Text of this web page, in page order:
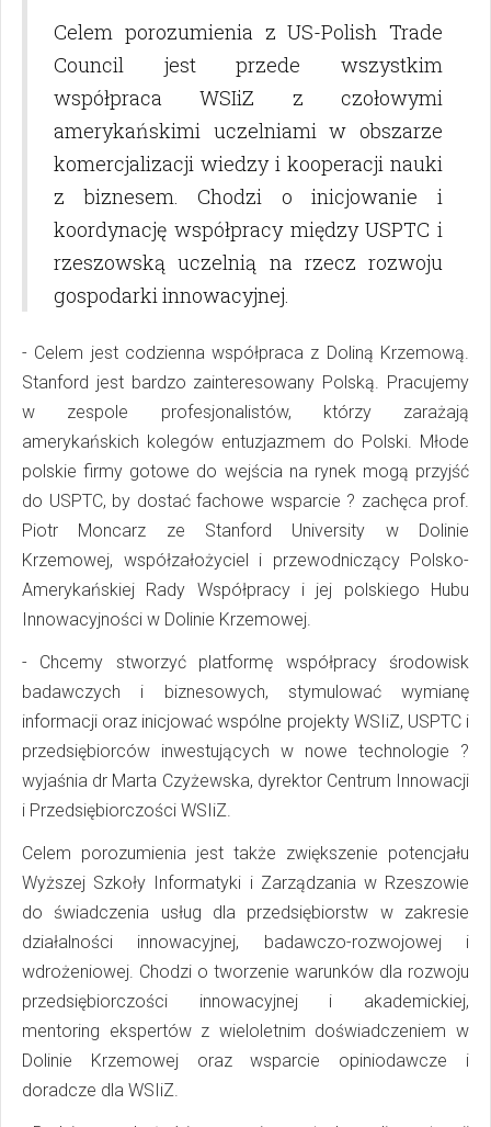
Celem porozumienia z US-Polish Trade
Council jest przede wszystkim
współpraca WSIiZ z czołowymi
amerykańskimi uczelniami w obszarze
komercjalizacji wiedzy i kooperacji nauki
z biznesem. Chodzi o inicjowanie i
koordynację współpracy między USPTC i
rzeszowską uczelnią na rzecz rozwoju
gospodarki innowacyjnej.
- Celem jest codzienna współpraca z Doliną Krzemową.
Stanford jest bardzo zainteresowany Polską. Pracujemy
w zespole profesjonalistów, którzy zarażają
amerykańskich kolegów entuzjazmem do Polski. Młode
polskie firmy gotowe do wejścia na rynek mogą przyjść
do USPTC, by dostać fachowe wsparcie ? zachęca prof.
Piotr Moncarz ze Stanford University w Dolinie
Krzemowej, współzałożyciel i przewodniczący Polsko-
Amerykańskiej Rady Współpracy i jej polskiego Hubu
Innowacyjności w Dolinie Krzemowej.
- Chcemy stworzyć platformę współpracy środowisk
badawczych i biznesowych, stymulować wymianę
informacji oraz inicjować wspólne projekty WSIiZ, USPTC i
przedsiębiorców inwestujących w nowe technologie ?
wyjaśnia dr Marta Czyżewska, dyrektor Centrum Innowacji
i Przedsiębiorczości WSIiZ.
Celem porozumienia jest także zwiększenie potencjału
Wyższej Szkoły Informatyki i Zarządzania w Rzeszowie
do świadczenia usług dla przedsiębiorstw w zakresie
działalności innowacyjnej, badawczo-rozwojowej i
wdrożeniowej. Chodzi o tworzenie warunków dla rozwoju
przedsiębiorczości innowacyjnej i akademickiej,
mentoring ekspertów z wieloletnim doświadczeniem w
Dolinie Krzemowej oraz wsparcie opiniodawcze i
doradcze dla WSIiZ.